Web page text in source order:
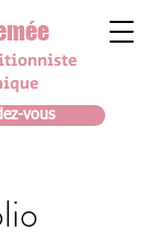
ionniste
vous